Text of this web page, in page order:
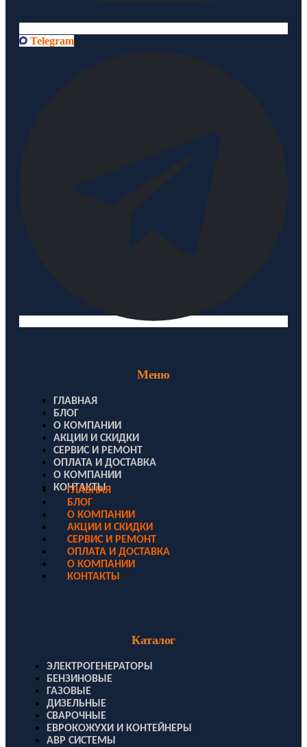
Telegram
Меню
ГЛАВНАЯ
БЛОГ
О КОМПАНИИ
АКЦИИ И СКИДКИ
СЕРВИС И РЕМОНТ
ОПЛАТА И ДОСТАВКА
О КОМПАНИИ
КОНТАКТЫ
ГЛАВНАЯ
БЛОГ
О КОМПАНИИ
АКЦИИ И СКИДКИ
СЕРВИС И РЕМОНТ
ОПЛАТА И ДОСТАВКА
О КОМПАНИИ
КОНТАКТЫ
Каталог
ЭЛЕКТРОГЕНЕРАТОРЫ
БЕНЗИНОВЫЕ
ГАЗОВЫЕ
ДИЗЕЛЬНЫЕ
СВАРОЧНЫЕ
ЕВРОКОЖУХИ И КОНТЕЙНЕРЫ
АВР СИСТЕМЫ